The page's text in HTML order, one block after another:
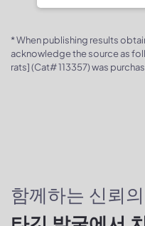
* When publishing results
acknowledge the source as
rats] (Cat# 113357) was
함께하는 신뢰